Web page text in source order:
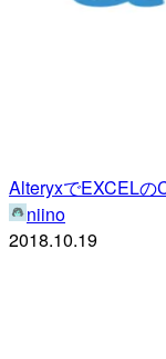
AlteryxでEXCELの
niino
2018.10.19